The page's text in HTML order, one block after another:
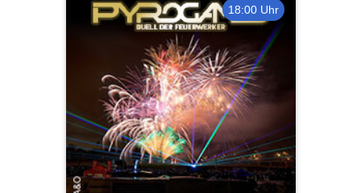
18:00 Uhr